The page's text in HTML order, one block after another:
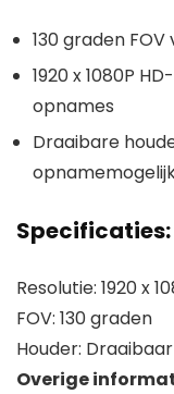
130 graden
1920 x 1080P
opnames
Draaibare
Specificaties:
Resolutie: 1920 x
FOV: 130 graden
Houder: Draaibaar
Overige